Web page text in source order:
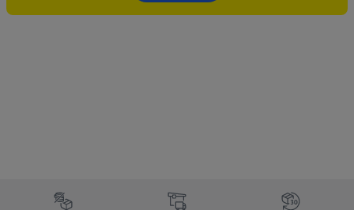
Footerelement met de verschillende USPs van Lidl.be